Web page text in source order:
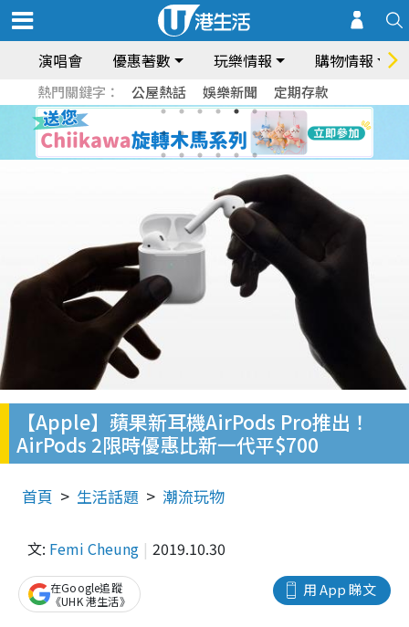
演唱會 優惠著數 玩樂情報 購物情報
熱門關鍵字： 公屋熱話 娛樂新聞 定期存款
【Apple】蘋果新耳機AirPods Pro推出！
AirPods 2限時優惠比新一代平$700
首頁 生活話題 潮流玩物
文: Femi Cheung 2019.10.30
用 App 睇文
在Google追蹤
《UHK 港生活》